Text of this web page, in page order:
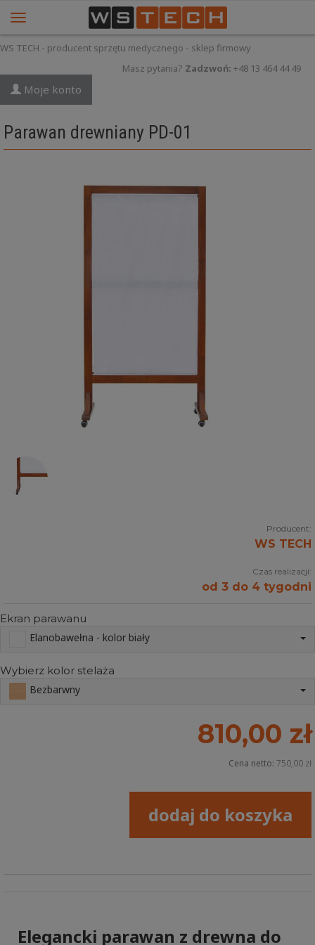
WS TECH - producent sprzętu medycznego - sklep firmowy
Masz pytania? Zadzwoń: +48 13 464 44 49
Moje konto
Parawan drewniany PD-01
Producent:
WS TECH
Czas realizacji:
od 3 do 4 tygodni
Ekran parawanu
Elanobawełna - kolor biały
Wybierz kolor stelaża
Bezbarwny
810,00 zł
Cena netto: 750,00 zł
dodaj do koszyka
Elegancki parawan z drewna do